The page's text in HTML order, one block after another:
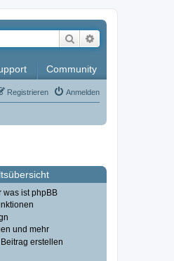
Suche
Community
Anmelden
Registrieren
was ist phpBB
und mehr
erstellen